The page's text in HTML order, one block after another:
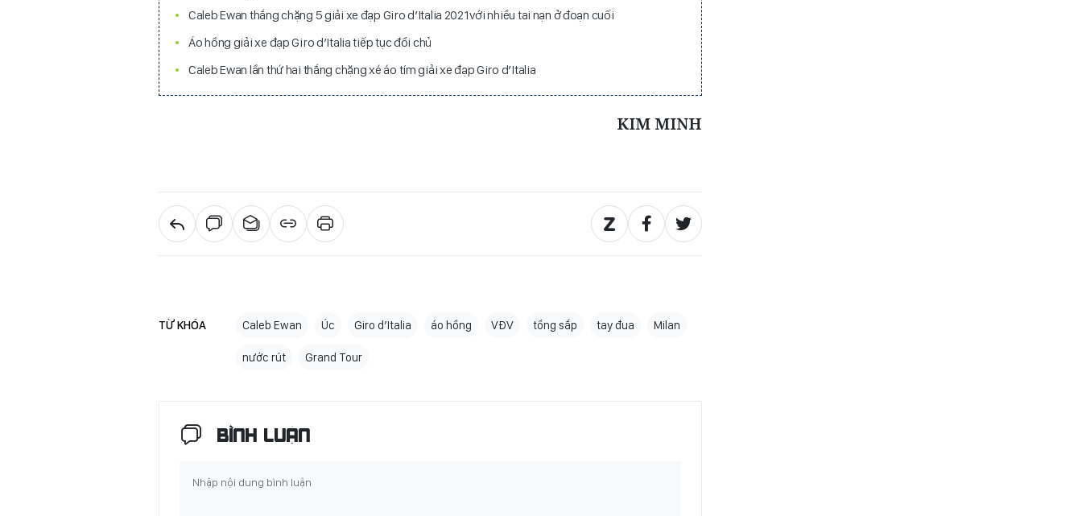
Caleb Ewan thắng chặng 5 giải xe đạp Giro d’Italia 2021với nhiều tai nạn ở đoạn cuối
Áo hồng giải xe đạp Giro d’Italia tiếp tục đổi chủ
Caleb Ewan lần thứ hai thắng chặng xé áo tím giải xe đạp Giro d’Italia
KIM MINH
TỪ KHÓA Caleb Ewan Úc Giro d’Italia áo hồng VĐV tổng sắp tay đua Milan
nước rút Grand Tour
BÌNH LUẬN